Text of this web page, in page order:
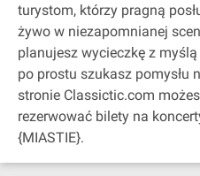
turystom, którzy pragną
żywo w niezapomnianej
planujesz wycieczkę z
po prostu szukasz pomysłu
stronie Classictic.com
rezerwować bilety na
{MIASTIE}.